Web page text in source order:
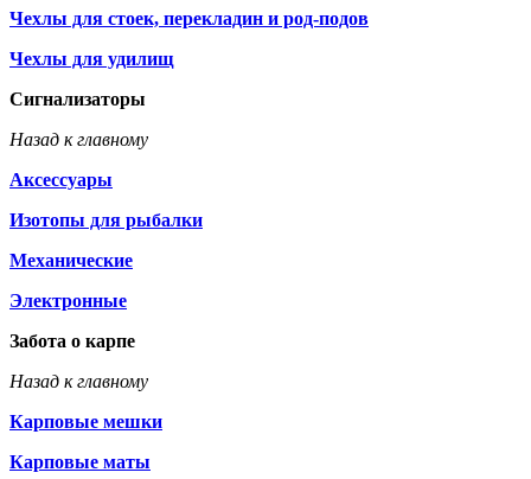
Чехлы для стоек, перекладин и род-подов
Чехлы для удилищ
Сигнализаторы
Назад к главному
Аксессуары
Изотопы для рыбалки
Механические
Электронные
Забота о карпе
Назад к главному
Карповые мешки
Карповые маты